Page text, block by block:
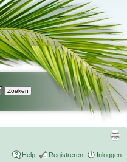
Help Registreren Inloggen